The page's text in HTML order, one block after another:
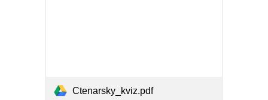
Ctenarsky_kviz.pdf